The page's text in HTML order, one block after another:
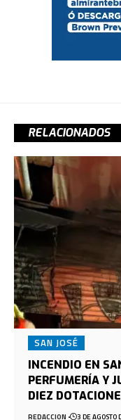
RELACIONADOS
SAN JOSÉ
INCENDIO EN
PERFUMERÍA Y
DIEZ
REDACCION 3 DE AGOSTO